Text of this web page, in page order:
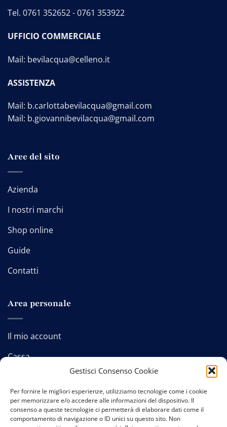
Gestisci Consenso Cookie
Per fornire le migliori esperienze, utilizziamo tecnologie come i cookie
per memorizzare e/o accedere alle informazioni del dispositivo. Il
consenso a queste tecnologie ci permetterà di elaborare dati come il
comportamento di navigazione o ID unici su questo sito. Non
Tel. 0761 352652-0761 353922
UFFICIO COMMERCIALE
Mail: bevilacqua@celleno.it
ASSISTENZA
Mail: b.carlottabevilacqua@gmail.com
Mail: b.giovannibevilacqua@gmail.com
Aree del sito
Azienda
I nostri marchi
Shop online
Guide
Contatti
Area personale
Il mio account
Cassa